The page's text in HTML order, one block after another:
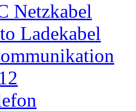
Netzkabel
Ladekabel